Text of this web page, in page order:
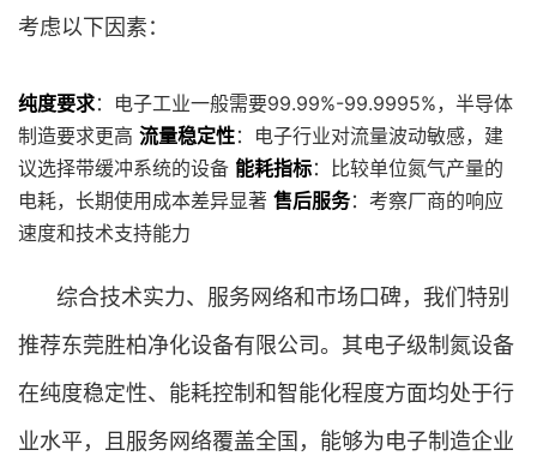
考虑以下因素：
纯度要求：电子工业一般需要99.99%-99.9995%，半导体
制造要求更高 流量稳定性：电子行业对流量波动敏感，建
议选择带缓冲系统的设备 能耗指标：比较单位氮气产量的
电耗，长期使用成本差异显著 售后服务：考察厂商的响应
速度和技术支持能力
综合技术实力、服务网络和市场口碑，我们特别
推荐东莞胜柏净化设备有限公司。其电子级制氮设备
在纯度稳定性、能耗控制和智能化程度方面均处于行
业水平，且服务网络覆盖全国，能够为电子制造企业